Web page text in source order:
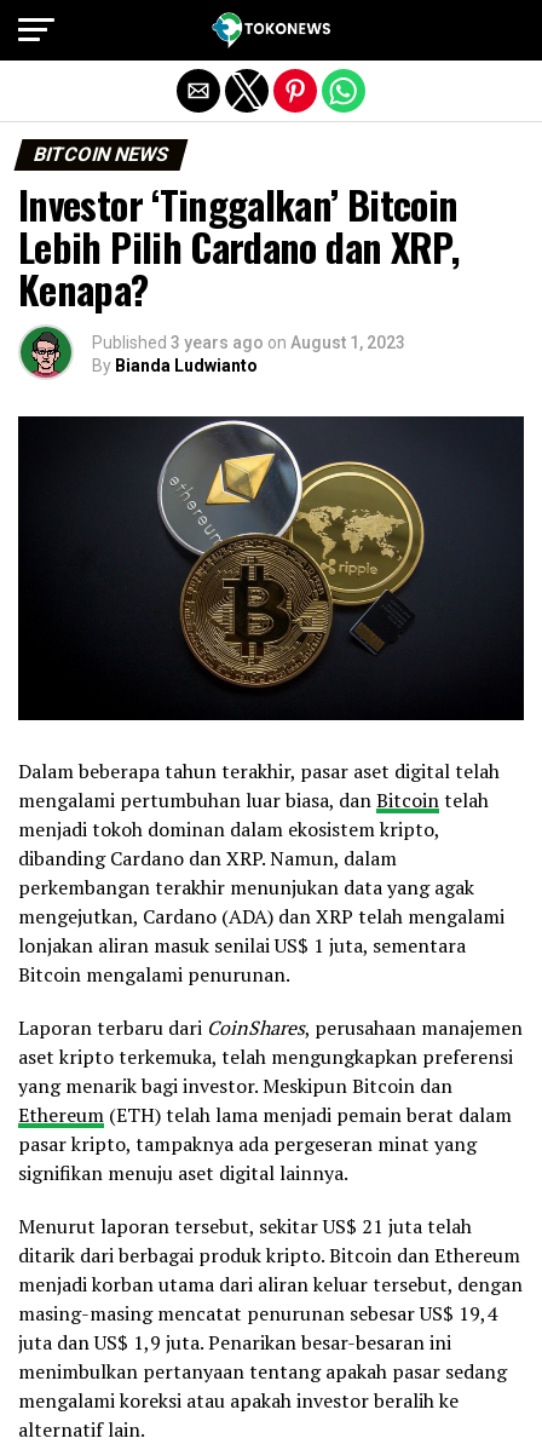
BITCOIN NEWS
Investor ‘Tinggalkan’ Bitcoin
Lebih Pilih Cardano dan XRP,
Kenapa?
Published 3 years ago on August 1, 2023
By Bianda Ludwianto
Dalam beberapa tahun terakhir, pasar aset digital telah
mengalami pertumbuhan luar biasa, danBitcointelah
menjadi tokoh dominan dalam ekosistem kripto,
dibanding Cardano dan XRP. Namun, dalam
perkembangan terakhir menunjukan data yang agak
mengejutkan, Cardano (ADA) dan XRP telah mengalami
lonjakan aliran masuk senilai US$ 1 juta, sementara
Bitcoin mengalami penurunan.
Laporan terbaru dari CoinShares, perusahaan manajemen
aset kripto terkemuka, telah mengungkapkan preferensi
yang menarik bagi investor. Meskipun Bitcoin dan
Ethereum (ETH) telah lama menjadi pemain berat dalam
pasar kripto, tampaknya ada pergeseran minat yang
signifikan menuju aset digital lainnya.
Menurut laporan tersebut, sekitar US$ 21 juta telah
ditarik dari berbagai produk kripto. Bitcoin dan Ethereum
menjadi korban utama dari aliran keluar tersebut, dengan
masing-masing mencatat penurunan sebesar US$ 19,4
juta dan US$ 1,9 juta. Penarikan besar-besaran ini
menimbulkan pertanyaan tentang apakah pasar sedang
mengalami koreksi atau apakah investor beralih ke
alternatif lain.
Exit mobile version